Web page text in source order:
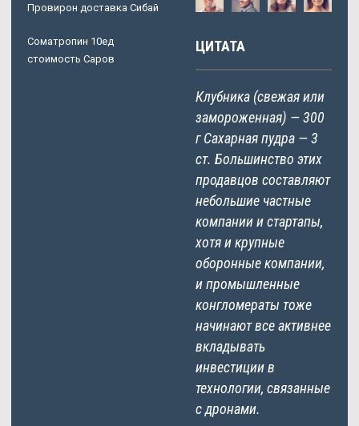
Провирон доставка Сибай
Cоматропин 10ед
стоимость Саров
ЦИТАТА
Клубника (свежая или
замороженная) — 300
г Сахарная пудра — 3
ст. Большинство этих
продавцов составляют
небольшие частные
компании и стартапы,
хотя и крупные
оборонные компании,
и промышленные
конгломераты тоже
начинают все активнее
вкладывать
инвестиции в
технологии, связанные
с дронами.